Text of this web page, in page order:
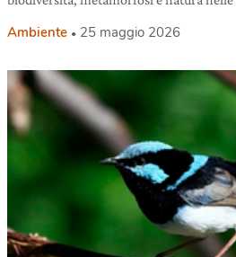
Ambiente 25 maggio 2026